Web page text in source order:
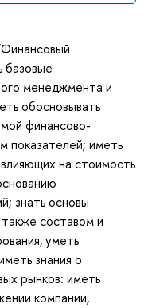
базовые
менеджмента и
обосновывать
финансово-
показателей; иметь
на стоимость
знать основы
также составом и
уметь
знания о
рынков: иметь
компании,